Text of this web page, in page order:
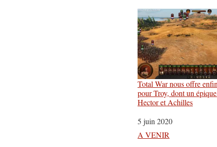
Total War nous offre
pour Troy, dont un
Hector et Achilles
Date
5 juin 2020
Par rapport à
A VENIR